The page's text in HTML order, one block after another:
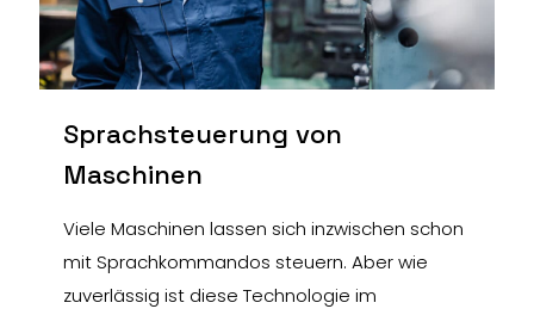
Sprachsteuerung von
Maschinen
Viele Maschinen lassen sich inzwischen schon
mit Sprachkommandos steuern. Aber wie
zuverlässig ist diese Technologie im